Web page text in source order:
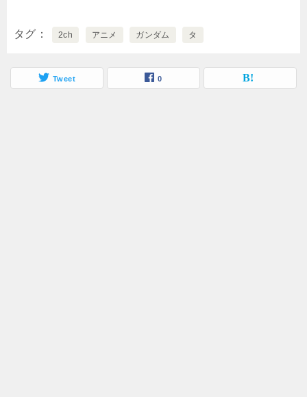
タグ 2ch アニメ ガンダム タ
Tweet 0